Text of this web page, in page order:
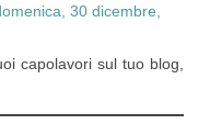
30 dicembre,
capolavori sul tuo blog,